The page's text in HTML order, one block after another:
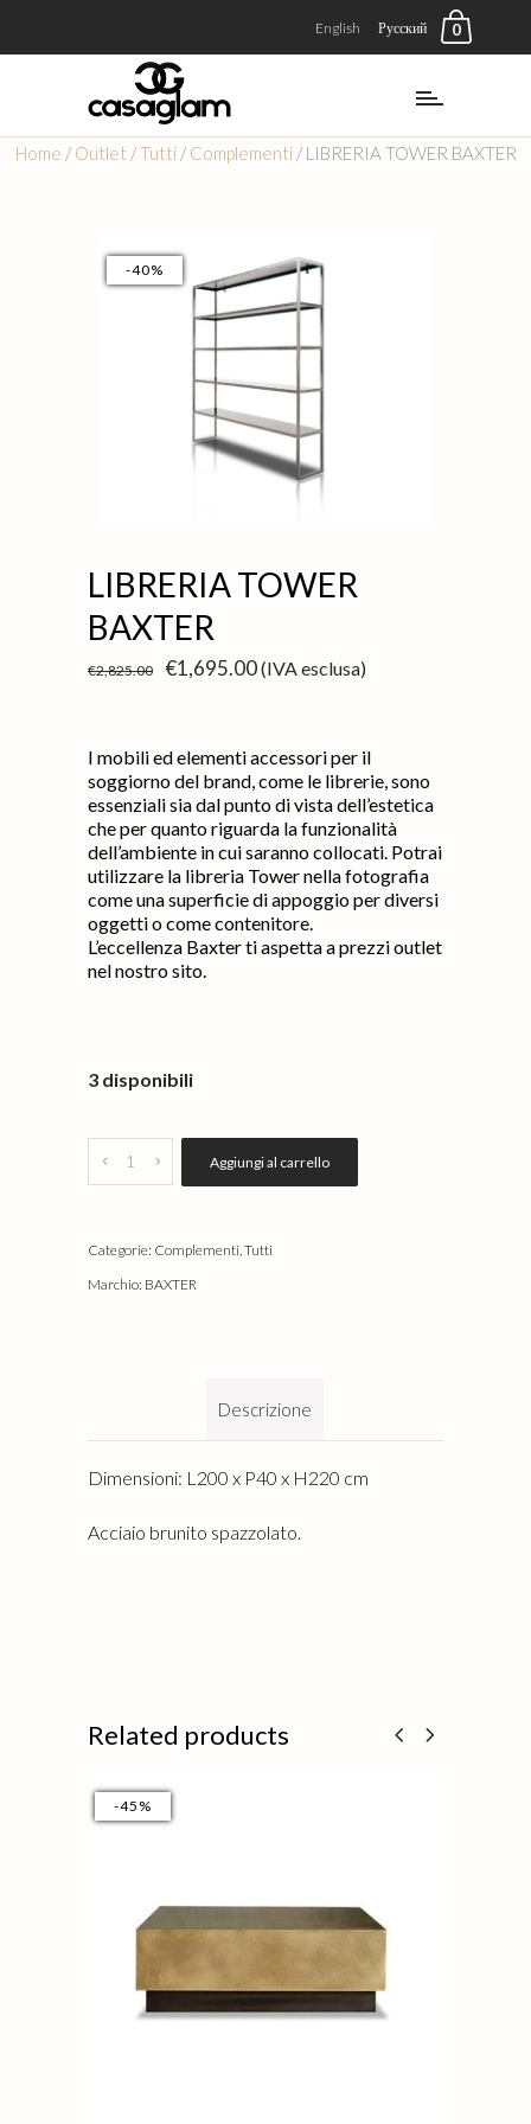
English Русский 0
Home / Outlet /Tutti/ Complementi/ LIBRERIA TOWER BAXTER
-40%
LIBRERIA TOWER
BAXTER
€2,825.00
Il
prezzo
€1,695.00Il
prezzo
(IVA esclusa)
I mobili ed elementi accessori per il
soggiorno del brand, come le librerie, sono
essenziali sia dal punto di vista dell’estetica
che per quanto riguarda la funzionalità
dell’ambiente in cui saranno collocati. Potrai
utilizzare la libreria Tower nella fotografia
come una superficie di appoggio per diversi
oggetti o come contenitore.
L’eccellenza Baxter ti aspetta a prezzi outlet
nel nostro sito.
3 disponibili
Quantity Aggiungi al carrello
Categorie: Complementi,Tutti
Marchio: BAXTER
Related products
-45%
Descrizione
Dimensioni: L200 x P40 x H220 cm
Acciaio brunito spazzolato.